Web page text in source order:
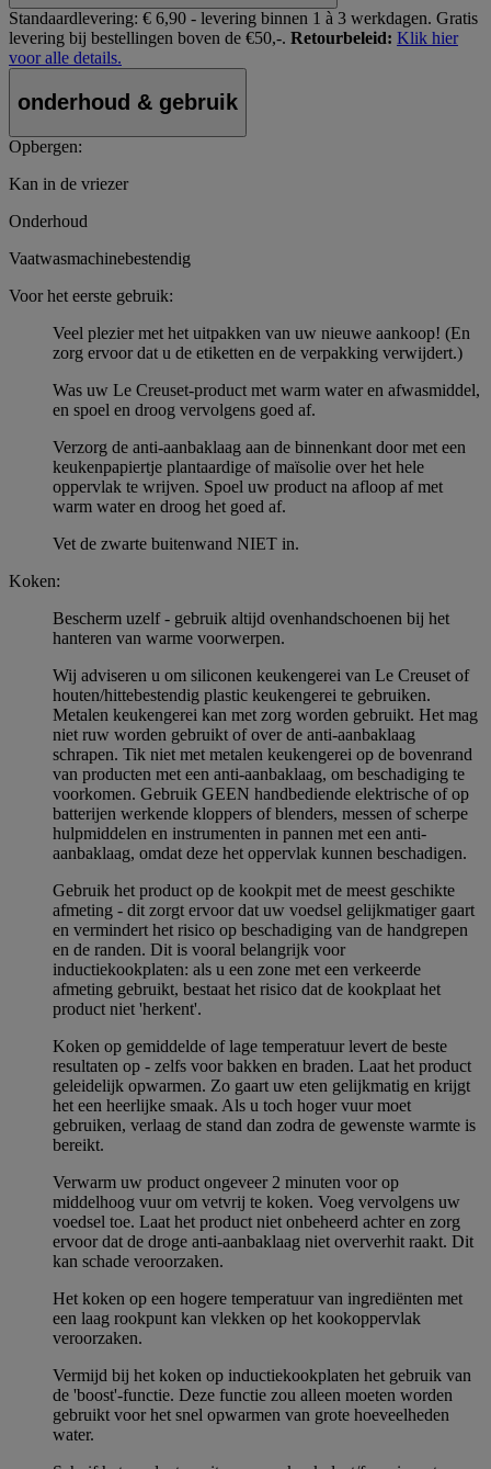
Standaardlevering: € 6,90 - levering binnen 1 à 3 werkdagen. Gratis
levering bij bestellingen boven de €50,-. Retourbeleid: Klik hier
voor alle details.
onderhoud & gebruik
Opbergen:
Kan in de vriezer
Onderhoud
Vaatwasmachinebestendig
Voor het eerste gebruik:
Veel plezier met het uitpakken van uw nieuwe aankoop! (En
zorg ervoor dat u de etiketten en de verpakking verwijdert.)
Was uw Le Creuset-product met warm water en afwasmiddel,
en spoel en droog vervolgens goed af.
Verzorg de anti-aanbaklaag aan de binnenkant door met een
keukenpapiertje plantaardige of maïsolie over het hele
oppervlak te wrijven. Spoel uw product na afloop af met
warm water en droog het goed af.
Vet de zwarte buitenwand NIET in.
Koken:
Bescherm uzelf - gebruik altijd ovenhandschoenen bij het
hanteren van warme voorwerpen.
Wij adviseren u om siliconen keukengerei van Le Creuset of
houten/hittebestendig plastic keukengerei te gebruiken.
Metalen keukengerei kan met zorg worden gebruikt. Het mag
niet ruw worden gebruikt of over de anti-aanbaklaag
schrapen. Tik niet met metalen keukengerei op de bovenrand
van producten met een anti-aanbaklaag, om beschadiging te
voorkomen. Gebruik GEEN handbediende elektrische of op
batterijen werkende kloppers of blenders, messen of scherpe
hulpmiddelen en instrumenten in pannen met een anti-
aanbaklaag, omdat deze het oppervlak kunnen beschadigen.
Gebruik het product op de kookpit met de meest geschikte
afmeting - dit zorgt ervoor dat uw voedsel gelijkmatiger gaart
en vermindert het risico op beschadiging van de handgrepen
en de randen. Dit is vooral belangrijk voor
inductiekookplaten: als u een zone met een verkeerde
afmeting gebruikt, bestaat het risico dat de kookplaat het
product niet 'herkent'.
Koken op gemiddelde of lage temperatuur levert de beste
resultaten op - zelfs voor bakken en braden. Laat het product
geleidelijk opwarmen. Zo gaart uw eten gelijkmatig en krijgt
het een heerlijke smaak. Als u toch hoger vuur moet
gebruiken, verlaag de stand dan zodra de gewenste warmte is
bereikt.
Verwarm uw product ongeveer 2 minuten voor op
middelhoog vuur om vetvrij te koken. Voeg vervolgens uw
voedsel toe. Laat het product niet onbeheerd achter en zorg
ervoor dat de droge anti-aanbaklaag niet oververhit raakt. Dit
kan schade veroorzaken.
Het koken op een hogere temperatuur van ingrediënten met
een laag rookpunt kan vlekken op het kookoppervlak
veroorzaken.
Vermijd bij het koken op inductiekookplaten het gebruik van
de 'boost'-functie. Deze functie zou alleen moeten worden
gebruikt voor het snel opwarmen van grote hoeveelheden
water.